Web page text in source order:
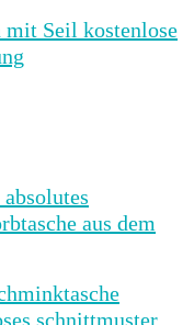
aus dem